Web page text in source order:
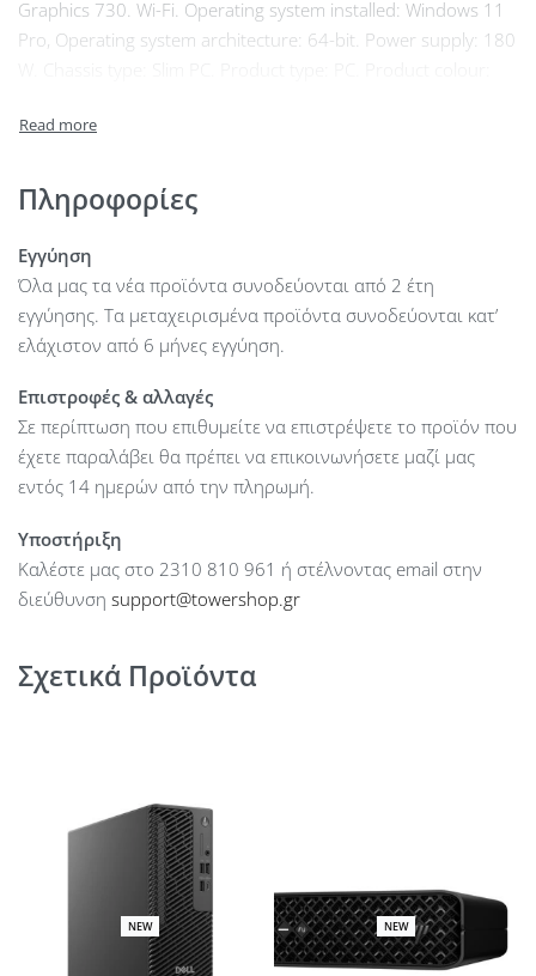
Graphics 730. Wi-Fi. Operating system installed: Windows 11
Pro, Operating system architecture: 64-bit. Power supply: 180
Πληροφορίες
Εγγύηση
Όλα μας τα νέα προϊόντα συνοδεύονται από 2 έτη
εγγύησης. Τα μεταχειρισμένα προϊόντα συνοδεύονται κατ’
ελάχιστον από 6 μήνες εγγύηση.
Επιστροφές & αλλαγές
Σε περίπτωση που επιθυμείτε να επιστρέψετε το προϊόν που
έχετε παραλάβει θα πρέπει να επικοινωνήσετε μαζί μας
εντός 14 ημερών από την πληρωμή.
Υποστήριξη
Καλέστε μας στο 2310 810 961 ή στέλνοντας email στην
διεύθυνση support@towershop.gr
Σχετικά Προϊόντα
NEW NEW